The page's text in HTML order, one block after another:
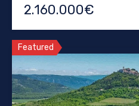
2.160.000€
Featured